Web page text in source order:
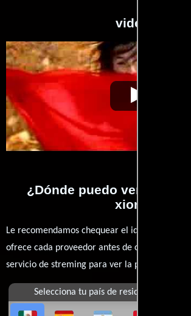
videos
Ying xiong
¿Dónde puedo ver la
xiong?
Le recomendamos chequear el idioma,
ofrece cada proveedor antes de comprar,
servicio de streming para ver la películas.
Selecciona tu país de residencia